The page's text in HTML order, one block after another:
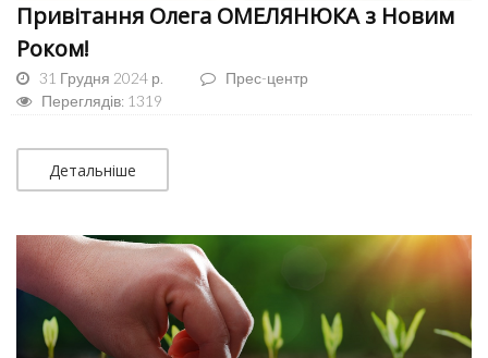
Привітання Олега ОМЕЛЯНЮКА з Новим
Роком!
31 Грудня 2024 р.
Прес-центр
Переглядів: 1319
Детальніше